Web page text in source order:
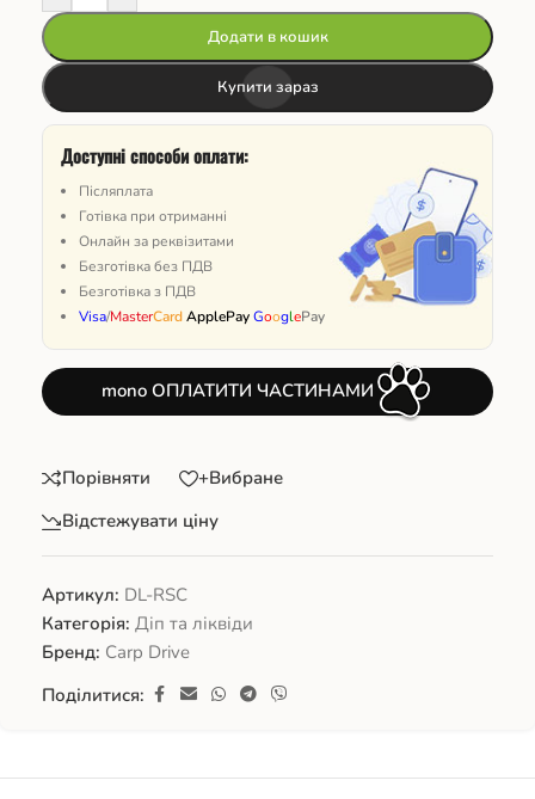
Додати в кошик
Купити зараз
Доступні способи оплати:
Післяплата
Готівка при отриманні
Онлайн за реквізитами
Безготівка без ПДВ
Безготівка з ПДВ
Visa/MasterCardApplePayGooglePay
mono ОПЛАТИТИ ЧАСТИНАМИ
Порівняти
+Вибране
Відстежувати ціну
Артикул: DL-RSC
Категорія: Діп та ліквіди
Бренд: Carp Drive
Поділитися: